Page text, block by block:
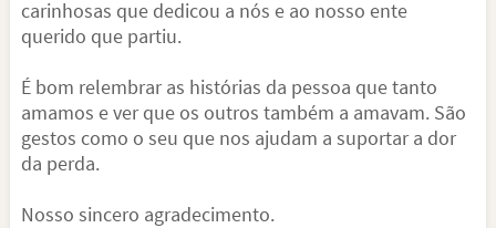
FRASES DE LUTO PARA AMIGO FIM DE NAMORO
carinhosas que dedicou a nós e ao nosso ente
querido que partiu.
É bom relembrar as histórias da pessoa que tanto
amamos e ver que os outros também a amavam. São
gestos como o seu que nos ajudam a suportar a dor
da perda.
Nosso sincero agradecimento.